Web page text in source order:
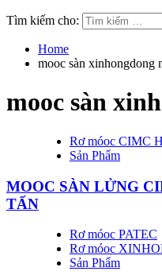
Tìm kiếm cho:
Home
mooc sàn xinhongdong
mooc sàn
Rơ móoc CIMC
Sản Phẩm
MOOC SÀN LỬNG
TẤN
Rơ móoc PATEC
Rơ móoc
Sản Phẩm